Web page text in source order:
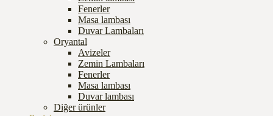
Fenerler
Masa lambası
Duvar Lambaları
Oryantal
Avizeler
Zemin Lambaları
Fenerler
Masa lambası
Duvar lambası
Diğer ürünler